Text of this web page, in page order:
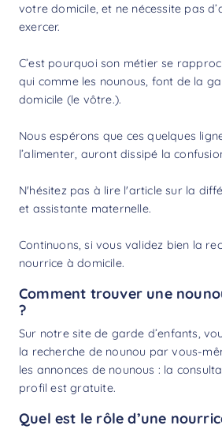
votre domicile, et ne nécessite pas
exercer.
C’est pourquoi son métier se
qui comme les nounous, font de la
domicile (le vôtre.).
Nous espérons que ces quelques
l’alimenter, auront dissipé la
N'hésitez pas à lire l'article sur la
et assistante maternelle.
Continuons, si vous validez bien la
nourrice à domicile.
Comment trouver une
?
Sur notre site de garde d’enfants,
la recherche de nounou par vous-
les annonces de nounous : la
profil est gratuite.
Quel est le rôle d’une